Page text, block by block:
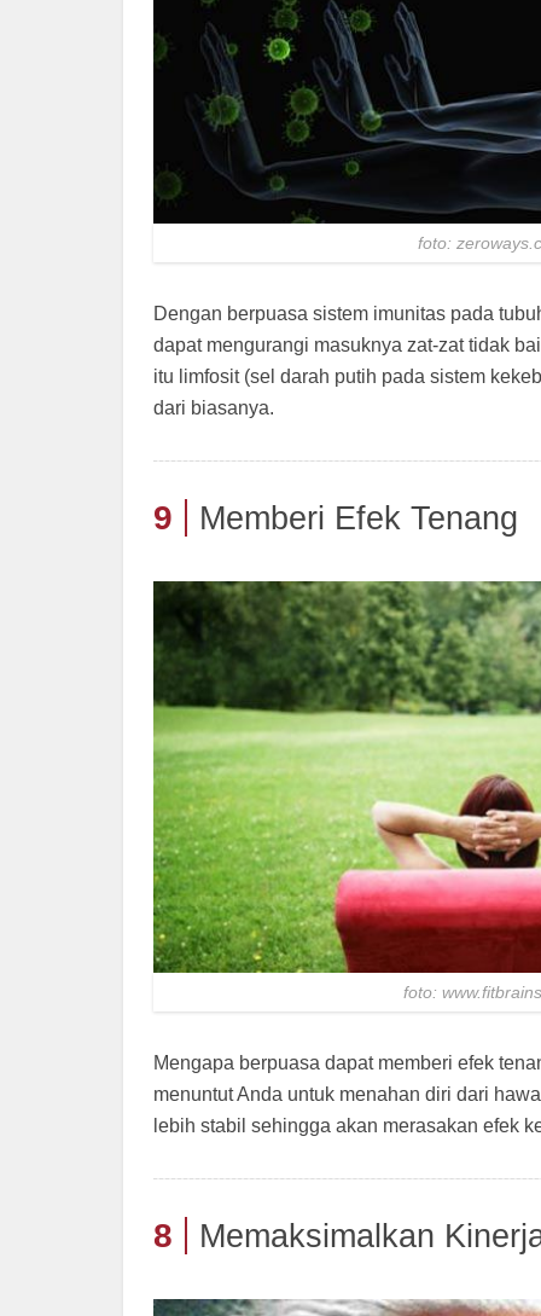
foto:
Dengan berpuasa sistem imunitas pada
dapat mengurangi masuknya zat-zat tidak
itu limfosit (sel darah putih pada sistem
dari biasanya.
9 Memberi Efek Tenang
foto:
Mengapa berpuasa dapat memberi efek
menuntut Anda untuk menahan diri dari
lebih stabil sehingga akan merasakan efek
8 Memaksimalkan